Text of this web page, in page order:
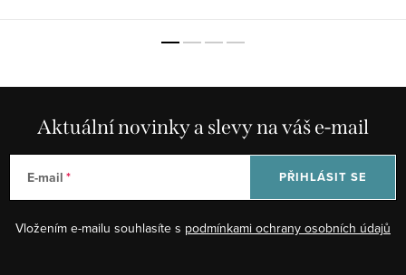
Aktuální novinky a slevy na váš e-mail
E-mail
Vložením e-mailu souhlasíte s podmínkami ochrany osobních údajů
PŘIHLÁSIT SE